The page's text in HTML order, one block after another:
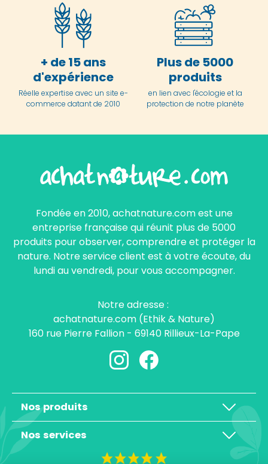
+ de 15 ans
d'expérience
Réelle expertise avec un site e-
commerce datant de 2010
Plus de 5000
produits
en lien avec l'écologie et la
protection de notre planète
Fondée en 2010, achatnature.com est une
entreprise française qui réunit plus de 5000
produits pour observer, comprendre et protéger la
nature. Notre service client est à votre écoute, du
lundi au vendredi, pour vous accompagner.
Notre adresse :
achatnature.com (Ethik & Nature)
160 rue Pierre Fallion - 69140 Rillieux-La-Pape
Nos produits
Nos services